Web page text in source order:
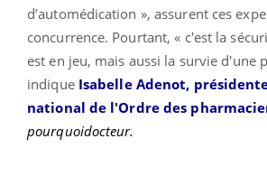
d’automédication », assurent ces
concurrence. Pourtant, « c'est la
est en jeu, mais aussi la survie d'une
indique Isabelle Adenot,
national de l'Ordre des
pourquoidocteur.